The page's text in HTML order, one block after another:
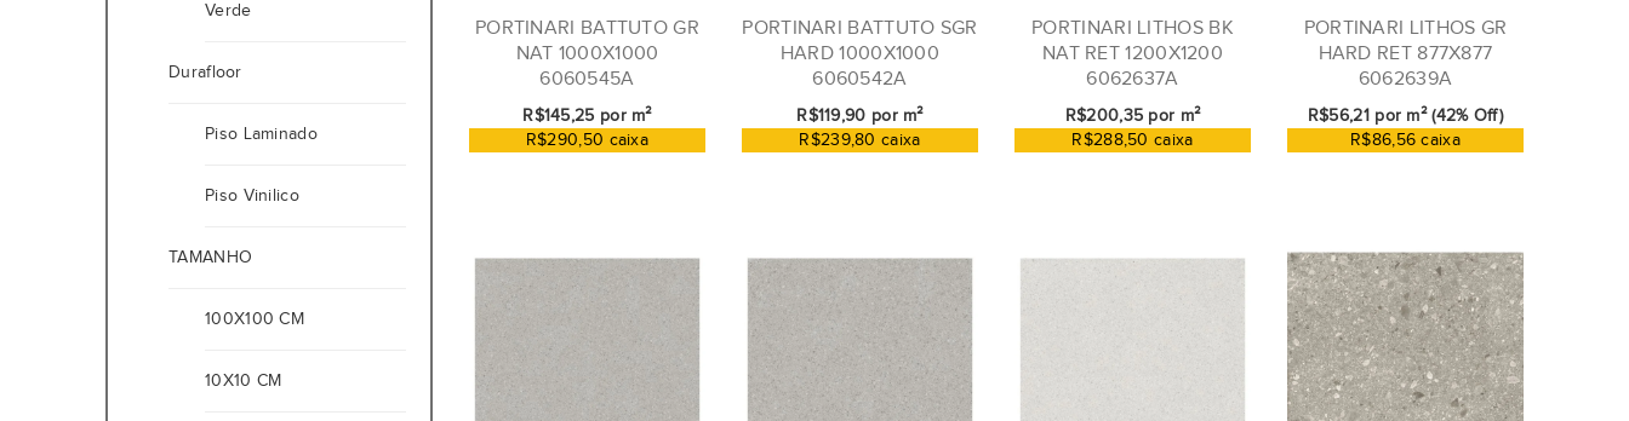
Verde
Durafloor
Piso Laminado
Piso Vinilico
TAMANHO
100X100 CM
10X10 CM
PORTINARI BATTUTO GR
NAT 1000X1000
6060545A
R$145,25 por m²
R$290,50 caixa
PORTINARI BATTUTO SGR
HARD 1000X1000
6060542A
R$119,90 por m²
R$239,80 caixa
PORTINARI LITHOS BK
NAT RET 1200X1200
6062637A
R$200,35 por m²
R$288,50 caixa
PORTINARI LITHOS GR
HARD RET 877X877
6062639A
R$56,21 por m² (42% Off)
R$86,56 caixa